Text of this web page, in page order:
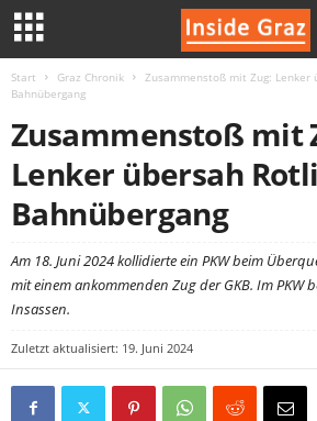
G
Start Graz Chronik
Zusammenstoß mit Zug: Lenker
Bahnübergang
Zusammenstoß mit
Lenker übersah
Bahnübergang
Am 18. Juni 2024 kollidierte ein PKW beim
mit einem ankommenden Zug der GKB. Im PKW
Insassen.
Zuletzt aktualisiert: 19. Juni 2024